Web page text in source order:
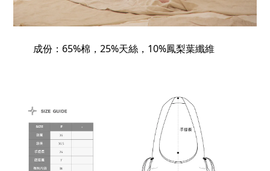
成份：65%棉，25%天絲，10%鳳梨葉纖維